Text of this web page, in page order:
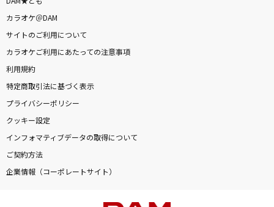
夏色
ゆず
[生音]3月9日
レミオロメン
[生音]青と夏
[生音]夏の扉
カラオケ＠DAM
サイトのご利用について
カラオケご利用にあたっての注意事項
利用規約
特定商取引法に基づく表示
プライバシーポリシー
クッキー設定
インフォマティブデータの取得について
ご契約方法
企業情報（コーポレートサイト）